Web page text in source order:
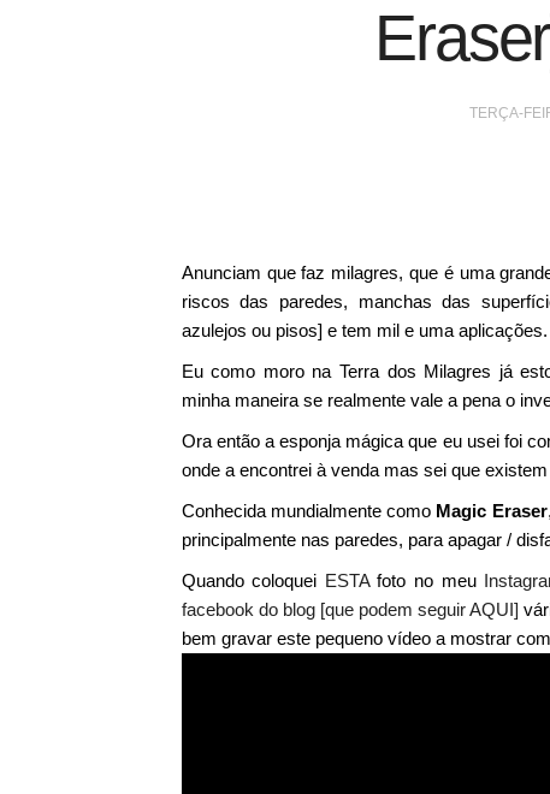
TERÇA-
Anunciam que faz milagres, que é uma
riscos das paredes, manchas das
azulejos ou pisos] e tem mil e uma aplicações.
Eu como moro na Terra dos Milagres já
minha maneira se realmente vale a pena o
Ora então a esponja mágica que eu usei foi
onde a encontrei à venda mas sei que
Conhecida mundialmente como Magic Eraser
principalmente nas paredes, para apagar /
Quando coloquei ESTAfoto no meu
facebook do blog [que podem seguir AQUI]
bem gravar este pequeno vídeo a mostrar